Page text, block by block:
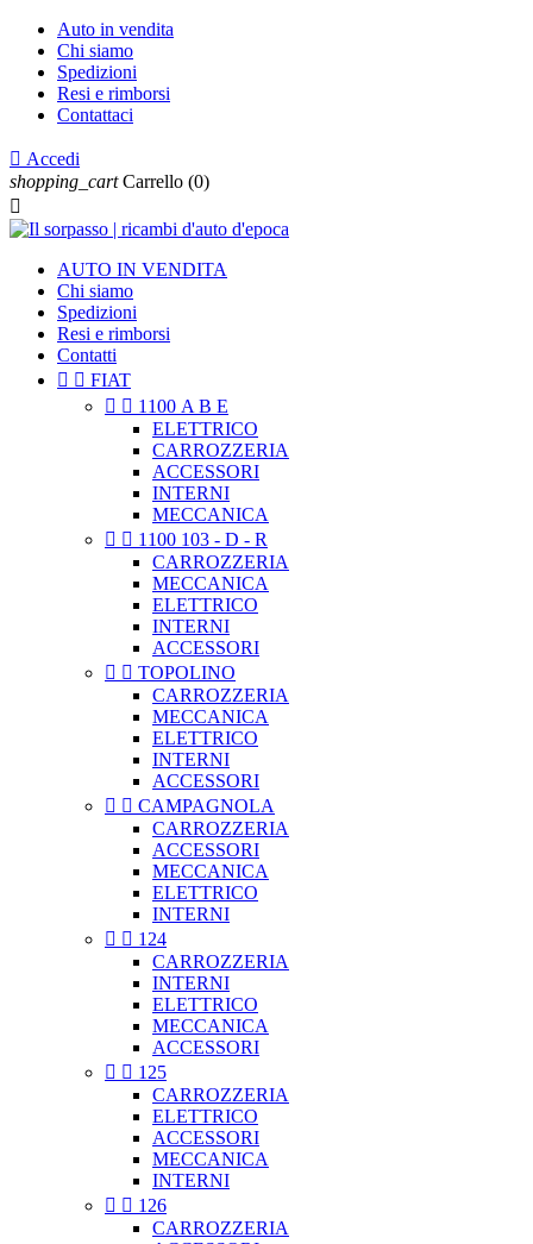
Auto in vendita
Chi siamo
Spedizioni
Resi e rimborsi
Contattaci
 Accedi
shopping_cart Carrello (0)

AUTO IN VENDITA
Chi siamo
Spedizioni
Resi e rimborsi
Contatti
  FIAT
  1100 A B E
ELETTRICO
CARROZZERIA
ACCESSORI
INTERNI
MECCANICA
  1100 103 - D - R
CARROZZERIA
MECCANICA
ELETTRICO
INTERNI
ACCESSORI
  TOPOLINO
CARROZZERIA
MECCANICA
ELETTRICO
INTERNI
ACCESSORI
  CAMPAGNOLA
CARROZZERIA
ACCESSORI
MECCANICA
ELETTRICO
INTERNI
  124
CARROZZERIA
INTERNI
ELETTRICO
MECCANICA
ACCESSORI
  125
CARROZZERIA
ELETTRICO
ACCESSORI
MECCANICA
INTERNI
  126
CARROZZERIA